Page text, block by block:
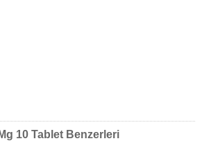
10 Tablet Benzerleri